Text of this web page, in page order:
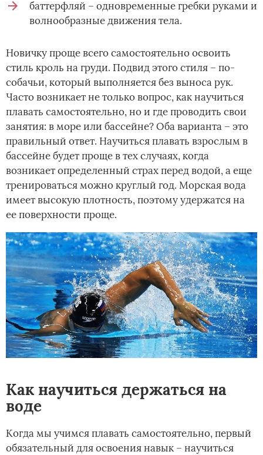
баттерфляй – одновременные гребки руками и
волнообразные движения тела.
Новичку проще всего самостоятельно освоить
стиль кроль на груди. Подвид этого стиля – по-
собачьи, который выполняется без выноса рук.
Часто возникает не только вопрос, как научиться
плавать самостоятельно, но и где проводить свои
занятия: в море или бассейне? Оба варианта – это
правильный ответ. Научиться плавать взрослым в
бассейне будет проще в тех случаях, когда
возникает определенный страх перед водой, а еще
тренироваться можно круглый год. Морская вода
имеет высокую плотность, поэтому удержатся на
ее поверхности проще.
Как научиться держаться на
воде
Когда мы учимся плавать самостоятельно, первый
обязательный для освоения навык – научиться